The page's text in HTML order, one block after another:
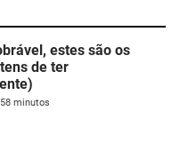
estes são os
de ter
minutos